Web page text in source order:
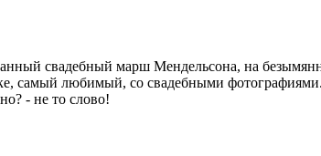
свадебный марш Мендельсона, на
самый любимый, со свадебными
- не то слово!